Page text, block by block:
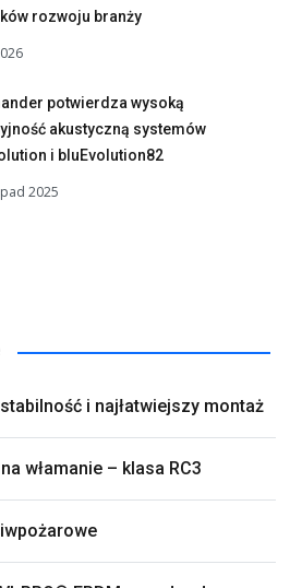
rozwoju branży
potwierdza wysoką
akustyczną systemów
i bluEvolution82
2025
i najłatwiejszy montaż
włamanie – klasa RC3